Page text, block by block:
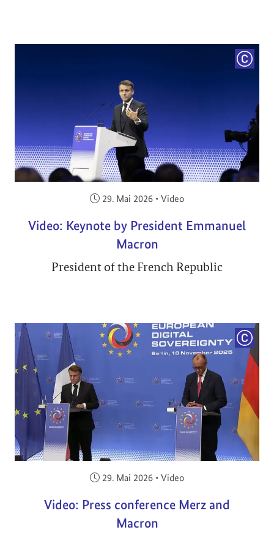
Veröffentlicht am:
29. Mai 2026 • Video
Video: Keynote by President Emmanuel
Macron
President of the French Republic
Veröffentlicht am:
29. Mai 2026 • Video
Video: Press conference Merz and
Macron